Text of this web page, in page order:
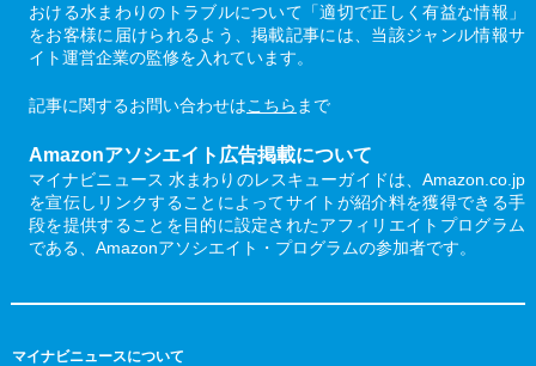
おける水まわりのトラブルについて「適切で正しく有益な情報」
をお客様に届けられるよう、掲載記事には、当該ジャンル情報サ
イト運営企業の監修を入れています。
記事に関するお問い合わせはこちら まで
Amazonアソシエイト広告掲載について
マイナビニュース 水まわりのレスキューガイドは、Amazon.co.jp
を宣伝しリンクすることによってサイトが紹介料を獲得できる手
段を提供することを目的に設定されたアフィリエイトプログラム
である、Amazonアソシエイト・プログラムの参加者です。
マイナビニュースについて